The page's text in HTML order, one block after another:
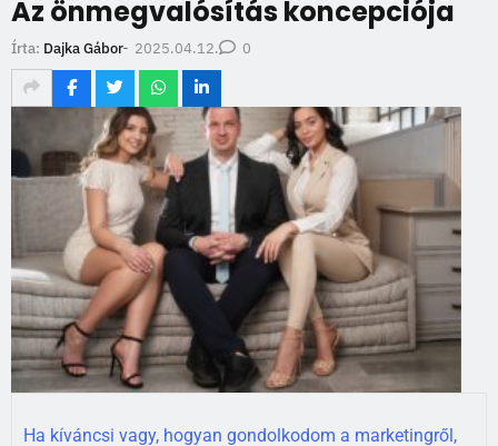
Az önmegvalósítás koncepciója
Írta: Dajka Gábor- 2025.04.12. 0
Ha kíváncsi vagy, hogyan gondolkodom a marketingről,